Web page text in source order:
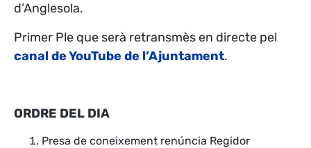
d’Anglesola.
Primer Ple que serà retransmès en directe pel
canal de YouTube de l’Ajuntament.
ORDRE DEL DIA
Presa de coneixement renúncia Regidor